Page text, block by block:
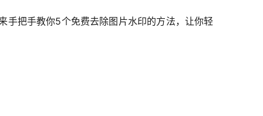
手把手教你5个免费去除图片水印的方法，让你轻